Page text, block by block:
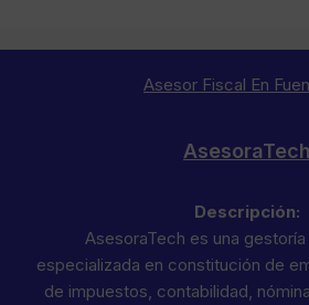
Asesor Fiscal En
AsesoraTech
Descripción:
AsesoraTech es una gestoría
especializada en constitución de
de impuestos, contabilidad,